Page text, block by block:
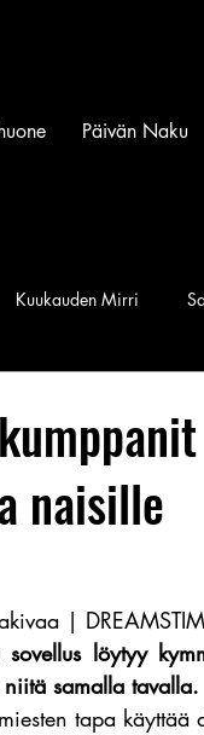
Päivän Naku
Kuukauden Mirri
Penkkiurheilu Annie
naisille
|
sovellus löytyy
samalla tavalla.
tapa käyttää